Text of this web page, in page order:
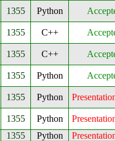
1355 Python
1355 C++
1355 C++
1355 Python
1355 Python
1355 Python
1355 Python